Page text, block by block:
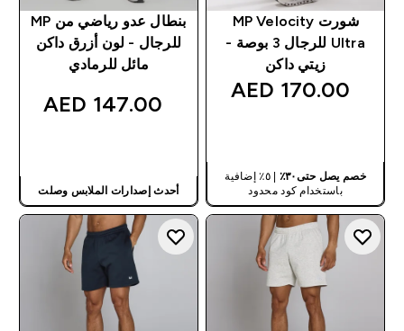
شورت MP Velocity
Ultra للرجال 3 بوصة -
زيتي داكن
170.00 AED‎
خصم يصل حتى٣٠٪
| ٥٪ إضافية
باستخدام كود محدود
بنطال عدو رياضي من MP
للرجال - لون أزرق داكن
مائل للرمادي
147.00 AED‎
أحدث إصدارات الملابس وصلت